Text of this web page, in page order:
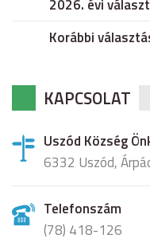
2026. évi
Korábbi
KAPCSOLAT
Uszód Község
6332 Uszód,
Telefonszám
(78) 418-126